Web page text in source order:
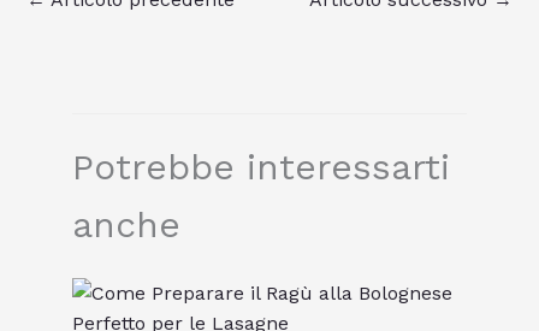
Potrebbe interessarti
anche